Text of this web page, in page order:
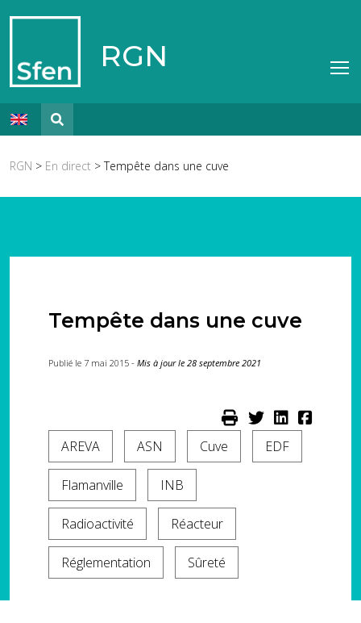
RGN
RGN > En direct > Tempête dans une cuve
Tempête dans une cuve
Publié le 7 mai 2015 - Mis à jour le 28 septembre 2021
AREVA ASN Cuve EDF
Flamanville INB
Radioactivité Réacteur
Réglementation Sûreté